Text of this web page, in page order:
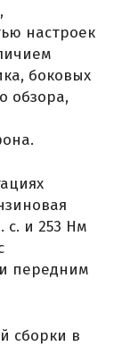
настроек
боковых
обзора,
с. и 253 Нм
передним
сборки в